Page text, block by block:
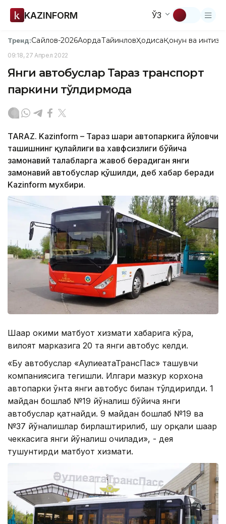
KAZINFORM ЎЗ
Тренд:Сайлов-2026АқордаТайинловҲодисаҚонун ва
09:18, 27 Апрел 2022
Янги автобуслар Тараз транспорт
паркини тўлдирмоқда
TARAZ. Kazinform – Тараз шаҳри автопаркига йўловчи
ташишнинг қулайлиги ва хавфсизлиги бўйича
замонавий талабларга жавоб берадиган янги
замонавий автобуслар қўшилди, деб хабар беради
Kazinform мухбири.
Шаҳар ҳокими матбуот хизмати хабарига кўра,
вилоят марказига 20 та янги автобус келди.
«Бу автобуслар «АулиеатаТрансПас» ташувчи
компаниясига тегишли. Илгари мазкур корхона
автопарки ўнта янги автобус билан тўлдирилди. 1
майдан бошлаб №19 йўналиш бўйича янги
автобуслар қатнайди. 9 майдан бошлаб №19 ва
№37 йўналишлар бирлаштирилиб, шу орқали шаҳар
чеккасига янги йўналиш очилади», - дея
тушунтирди матбуот хизмати.